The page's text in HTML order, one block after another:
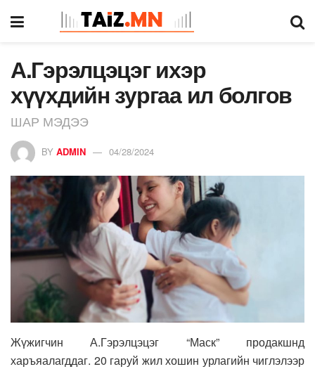
А.Гэрэлцэцэг ихэр
хүүхдийн зургаа ил болгов
ШАР МЭДЭЭ
BY ADMIN 04/28/2024
Жүжигчин А.Гэрэлцэцэг “Маск” продакшнд
харъяалагддаг. 20 гаруй жил хошин урлагийн чиглэлээр